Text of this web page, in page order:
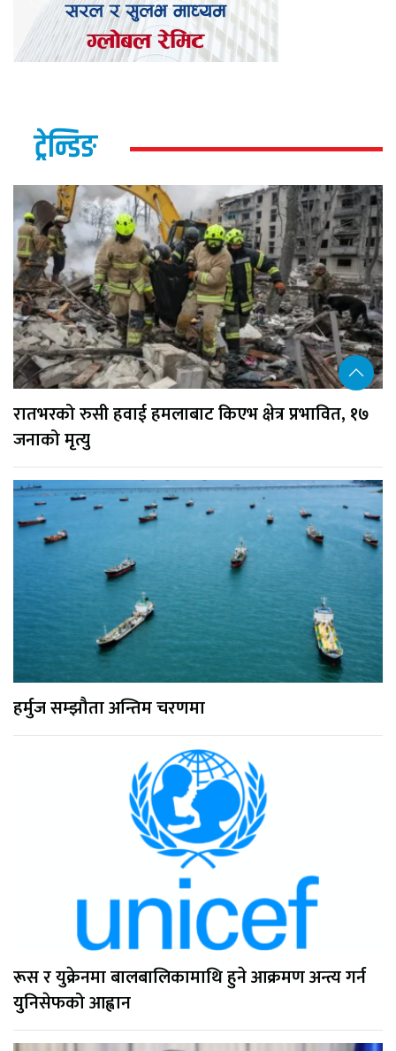
ट्रेन्डिङ
रातभरको रुसी हवाई हमलाबाट किएभ क्षेत्र प्रभावित, १७
जनाको मृत्यु
हर्मुज सम्झौता अन्तिम चरणमा
रूस र युक्रेनमा बालबालिकामाथि हुने आक्रमण अन्त्य गर्न
युनिसेफको आह्वान